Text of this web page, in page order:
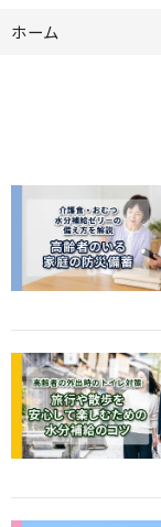
ホーム